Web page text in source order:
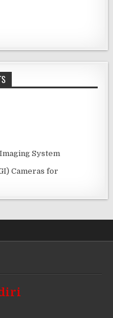
System
Cameras for